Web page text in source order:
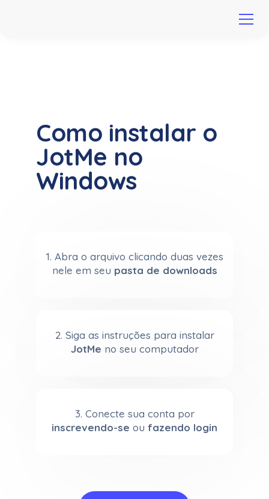
Como instalar o
JotMe no
Windows
1. Abra o arquivo clicando duas vezes
nele em seu pasta de downloads
2. Siga as instruções para instalar
JotMe no seu computador
3. Conecte sua conta por
inscrevendo-se ou fazendo login